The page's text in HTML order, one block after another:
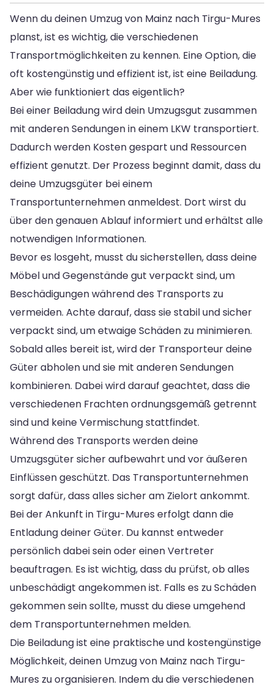
Wenn du deinen Umzug von Mainz nach Tirgu-Mures
planst, ist es wichtig, die verschiedenen
Transportmöglichkeiten zu kennen. Eine Option, die
oft kostengünstig und effizient ist, ist eine Beiladung.
Aber wie funktioniert das eigentlich?
Bei einer Beiladung wird dein Umzugsgut zusammen
mit anderen Sendungen in einem LKW transportiert.
Dadurch werden Kosten gespart und Ressourcen
effizient genutzt. Der Prozess beginnt damit, dass du
deine Umzugsgüter bei einem
Transportunternehmen anmeldest. Dort wirst du
über den genauen Ablauf informiert und erhältst alle
notwendigen Informationen.
Bevor es losgeht, musst du sicherstellen, dass deine
Möbel und Gegenstände gut verpackt sind, um
Beschädigungen während des Transports zu
vermeiden. Achte darauf, dass sie stabil und sicher
verpackt sind, um etwaige Schäden zu minimieren.
Sobald alles bereit ist, wird der Transporteur deine
Güter abholen und sie mit anderen Sendungen
kombinieren. Dabei wird darauf geachtet, dass die
verschiedenen Frachten ordnungsgemäß getrennt
sind und keine Vermischung stattfindet.
Während des Transports werden deine
Umzugsgüter sicher aufbewahrt und vor äußeren
Einflüssen geschützt. Das Transportunternehmen
sorgt dafür, dass alles sicher am Zielort ankommt.
Bei der Ankunft in Tirgu-Mures erfolgt dann die
Entladung deiner Güter. Du kannst entweder
persönlich dabei sein oder einen Vertreter
beauftragen. Es ist wichtig, dass du prüfst, ob alles
unbeschädigt angekommen ist. Falls es zu Schäden
gekommen sein sollte, musst du diese umgehend
dem Transportunternehmen melden.
Die Beiladung ist eine praktische und kostengünstige
Möglichkeit, deinen Umzug von Mainz nach Tirgu-
Mures zu organisieren. Indem du die verschiedenen